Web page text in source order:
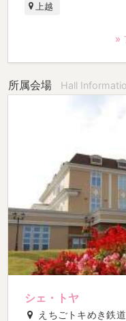
上越
»
所属会場 Hall
シェ・トヤ
えちごトキめき鉄